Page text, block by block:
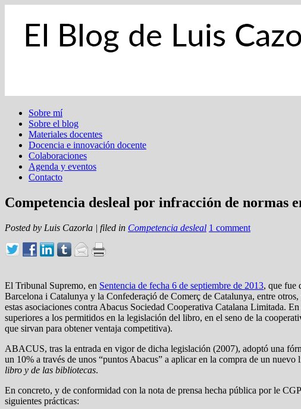
Sobre mí
Sobre el blog
Materiales docentes
Docencia e innovación docente
Colaboraciones
Agenda y eventos
Contacto
Competencia desleal por infracción de normas
Posted by Luis Cazorla | filed in Competencia desleal 1 comment
El Tribunal Supremo, en Sentencia de fecha 6 de septiembre de 2013, que fue
Barcelona i Catalunya y la Confederaçió de Comerç de Catalunya, entre
estas asociaciones contra Abacus Sociedad Cooperativa Catalana Limitada.
superiores a los permitidos en la legislación del libro, en el seno de la
que sirvan para obtener ventaja competitiva).
ABACUS, tras la entrada en vigor de dicha legislación (2007), adoptó una
un 10% a través de unos “puntos Abacus” a aplicar en la compra de un
libro y de las bibliotecas.
En concreto, y de conformidad con la nota de prensa hecha pública por le
siguientes prácticas: